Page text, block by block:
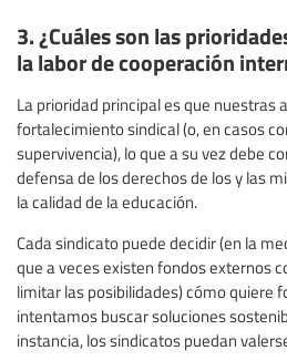
3. ¿Cuáles son las
la labor de cooperación
La prioridad principal es que nuestras
fortalecimiento sindical (o, en casos
supervivencia), lo que a su vez debe
defensa de los derechos de los y las
la calidad de la educación.
Cada sindicato puede decidir (en la
que a veces existen fondos externos
limitar las posibilidades) cómo quiere
intentamos buscar soluciones
instancia, los sindicatos puedan